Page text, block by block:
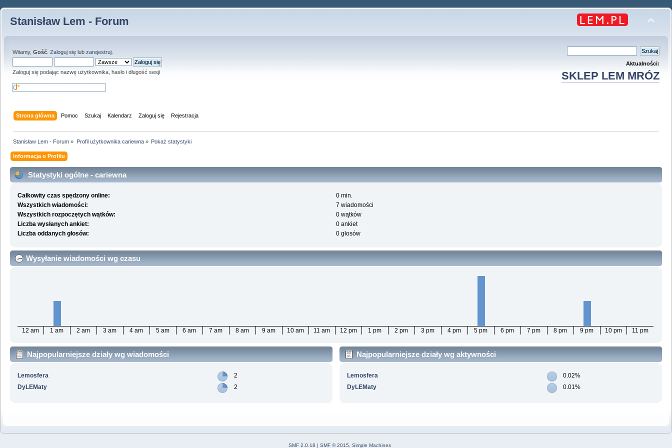
Stanisław Lem - Forum
Witamy, Gość Zaloguj się lub zarejestruj
Zaloguj się podając nazwę użytkownika, hasło i długość sesji
Aktualności:
SKLEP LEM MRÓZ
Strona główna Pomoc Szukaj Kalendarz Zaloguj się Rejestracja
Stanisław Lem - Forum » Profil użytkownika cariewna» Pokaż statystyki
Informacja o Profilu
Statystyki ogólne - cariewna
Całkowity czas spędzony online:
0 min.
Wszystkich wiadomości:
7 wiadomości
Wszystkich rozpoczętych wątków:
0 wątków
Liczba wysłanych ankiet:
0 ankiet
Liczba oddanych głosów:
0 głosów
Wysyłanie wiadomości wg czasu
12 am 1 am 2 am 3 am 4 am 5 am 6 am 7 am 8 am 9 am 10 am 11 am 12 pm 1 pm 2 pm 3 pm 4 pm 5 pm 6 pm 7 pm 8 pm 9 pm 10 pm 11 pm
Najpopularniejsze działy wg wiadomości
Lemosfera
2
DyLEMaty
2
Najpopularniejsze działy wg aktywności
Lemosfera
0.02%
DyLEMaty
0.01%
SMF 2.0.18 | SMF © 2015, Simple Machines